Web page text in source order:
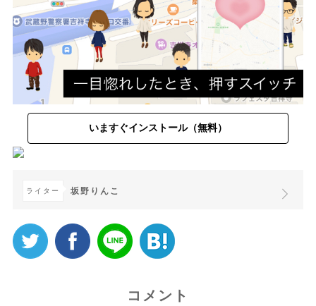
いますぐインストール（無料）
ライター 坂野りんこ
コメント